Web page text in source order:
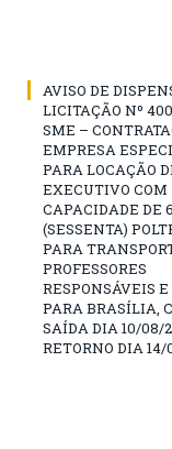
AVISO DE
LICITAÇÃO Nº
SME –
EMPRESA
PARA LOCAÇÃO
EXECUTIVO COM
CAPACIDADE DE
(SESSENTA)
PARA
PROFESSORES
RESPONSÁVEIS
PARA BRASÍLIA,
SAÍDA DIA 10/08/
RETORNO DIA